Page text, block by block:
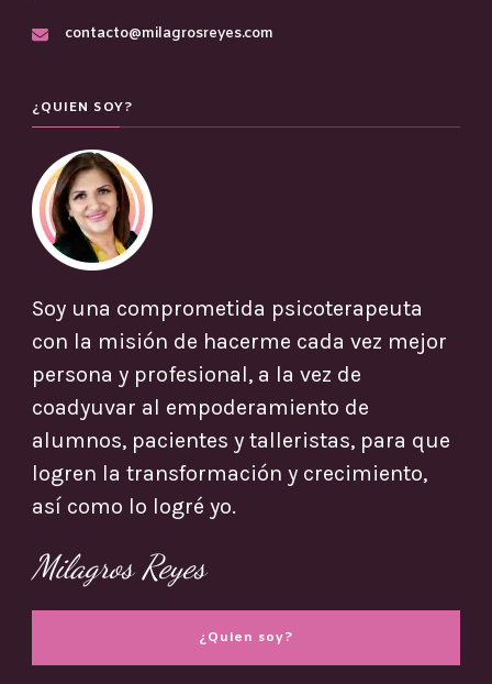
contacto@milagrosreyes.com
¿QUIEN SOY?
Soy una comprometida psicoterapeuta
con la misión de hacerme cada vez mejor
persona y profesional, a la vez de
coadyuvar al empoderamiento de
alumnos, pacientes y talleristas, para que
logren la transformación y crecimiento,
así como lo logré yo.
Milagros Reyes
¿Quien soy?